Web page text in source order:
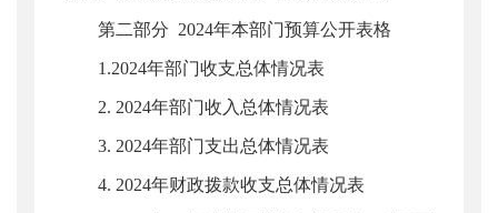
第二部分 2024年本部门预算公开表格
1.2024年部门收支总体情况表
2. 2024年部门收入总体情况表
3. 2024年部门支出总体情况表
4. 2024年财政拨款收支总体情况表